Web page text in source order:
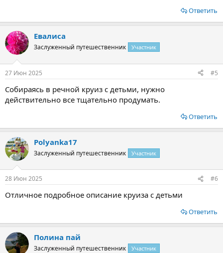
Ответить
Евалиса
Заслуженный путешественник Участник
27 Июн 2025 #5
Собираясь в речной круиз с детьми, нужно
действительно все тщательно продумать.
Ответить
Polyanka17
Заслуженный путешественник Участник
28 Июн 2025 #6
Отличное подробное описание круиза с детьми
Ответить
Полина пай
Заслуженный путешественник Участник